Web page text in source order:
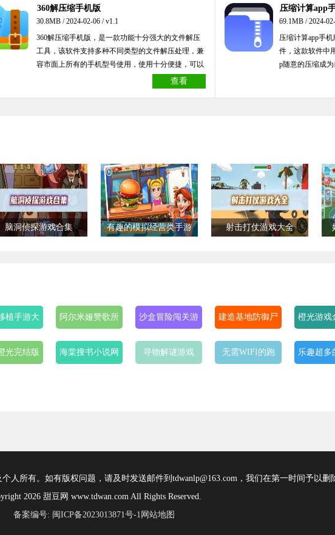
360解压缩手机版
30.8MB / 2024-02-06 / v1.1
360解压缩手机版，是一款功能十分强大的文件解压
工具，该软件支持多种不同类型的文件解压处理，兼
容市面上所有的手机型号使用，使用十分便捷，可以
帮你快速读取文件内容，有需要的小伙伴快来本站下
查看
压缩计算app
69.1MB / 2024-
压缩计算app手
件，这款软件中
p随意的压缩成
快速，可以很好
脑洞侦探游戏合集 有趣的模拟经营类手游 射击打仗游戏大全
植手游大
作
阿尔米娅赞歌所
有版本
沙盒冒险闯关游
戏合集
建造基地防御尸
潮的游戏
橙光游戏
完结
光完结版 海棠搜书小说网 寻物解谜游戏 无需WIFI的跑 乐趣超多
人所有。如有版权问题，请及时发送邮件到tdwanlp@163.com，我们在第一时间予以删
2026 甜豆网 www.tdwan.com All Rights Reserved.
备案编号: 闽ICP备2023013871号-1 网站地图